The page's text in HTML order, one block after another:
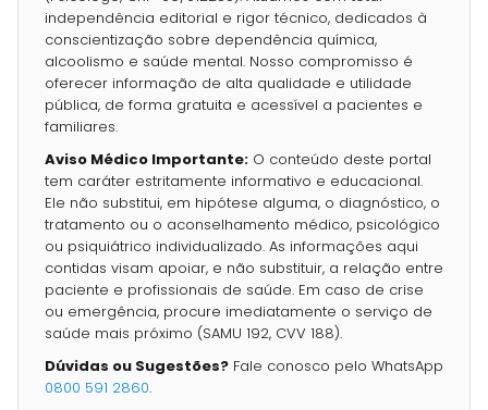
independência editorial e rigor técnico, dedicados à
conscientização sobre dependência química,
alcoolismo e saúde mental. Nosso compromisso é
oferecer informação de alta qualidade e utilidade
pública, de forma gratuita e acessível a pacientes e
familiares.
Aviso Médico Importante: O conteúdo deste portal
tem caráter estritamente informativo e educacional.
Ele não substitui, em hipótese alguma, o diagnóstico, o
tratamento ou o aconselhamento médico, psicológico
ou psiquiátrico individualizado. As informações aqui
contidas visam apoiar, e não substituir, a relação entre
paciente e profissionais de saúde. Em caso de crise
ou emergência, procure imediatamente o serviço de
saúde mais próximo (SAMU 192, CVV 188).
Dúvidas ou Sugestões? Fale conosco pelo WhatsApp
0800 591 2860.